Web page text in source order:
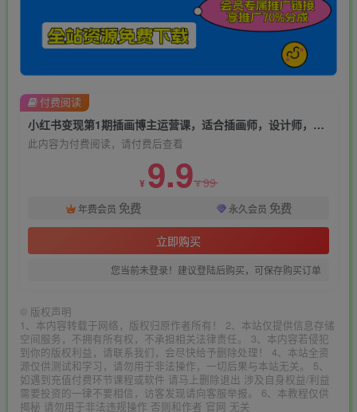
小红书变现第1期插画博主运营课，适合插画师，设计师，美术老师自媒体运营变现，学习商业变现思维
此内容为付费阅读，请付费后查看
¥ 9.9¥99
年费会员 免费 永久会员 免费
立即购买
您当前未登录！建议登陆后购买，可保存购买订单
付费阅读
© 版权声明
1、本内容转载于网络，版权归原作者所有！ 2、本站仅提供信息存储
空间服务，不拥有所有权，不承担相关法律责任。 3、本内容若侵犯
到你的版权利益，请联系我们，会尽快给予删除处理！ 4、本站全资
源仅供测试和学习，请勿用于非法操作，一切后果与本站无关。 5、
如遇到充值付费环节课程或软件 请马上删除退出 涉及自身权益/利益
需要投资的一律不要相信，访客发现请向客服举报。 6、本教程仅供
揭秘 请勿用于非法违规操作 否则和作者 官网 无关